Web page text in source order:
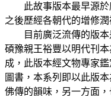
此故事版本最早源於
之後歷經各朝代的增修潤
目前廣泛流傳的版本
碩豫親王裕豐以明代刊
成，此版本經文物專家
圖書，本系列即以此版
佛傳的韻味，另一方面